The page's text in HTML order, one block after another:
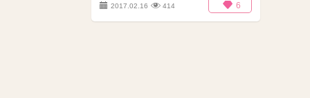
2017.02.16 414 6